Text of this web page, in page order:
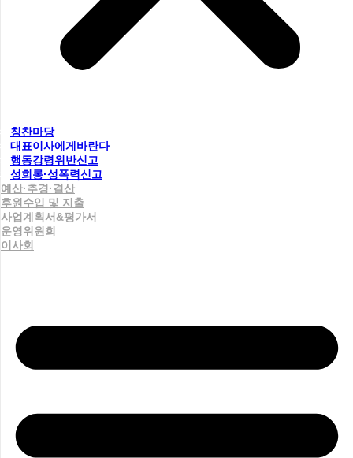
칭찬마당
대표이사에게바란다
행동강령위반신고
성희롱·성폭력신고
예산·추경·결산
후원수입 및 지출
사업계획서&평가서
운영위원회
이사회